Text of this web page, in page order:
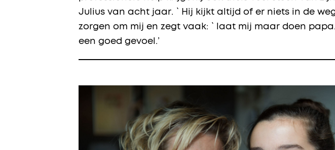
Julius van acht jaar. `Hij kijkt altijd of er niets in de
zorgen om mij en zegt vaak: `laat mij maar doen
een goed gevoel.’